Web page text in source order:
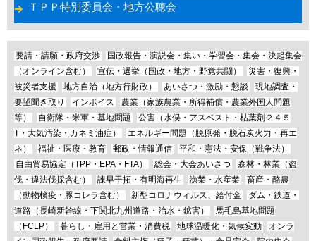
ＴＰＰ特別委員会・地方公聴会
要請・請願・政府交渉
国政報告・演説会・集い・学習会・集会・決起集会
（オンライン含む）
宣伝・選挙（国政・地方・野党共闘）
災害・復興・
被災者支援
地方自治（地方行財政） あいさつ・激励・懇談
現地調査・
要望聞き取り
インボイス
農業（家族農業・所得補償・農業外国人問題
等）
自衛隊・米軍・基地問題
公害（水俣・アスベスト・枯葉剤２４５
T・大気汚染・カネミ油症）
エネルギー問題（脱原発・脱石炭火力・再エ
ネ）
福祉・医療・教育 郵政・情報通信
平和・憲法・安保（戦争法）
自由貿易協定（TPP・EPA・FTA）
総会・大会あいさつ
森林・林業（盗
伐・違法伐採含む）
諫早干拓・有明海再生 漁業・水産業
畜産・酪農
（動物検疫・豚コレラ含む）
新型コロナウィルス、給付金
ダム・鉄道・
道路（長崎新幹線・下関北九州道路・治水・鉱害）
馬毛島基地問題
（FCLP）
暮らし・雇用と営業・消費税 地球温暖化・気候変動
オンラ